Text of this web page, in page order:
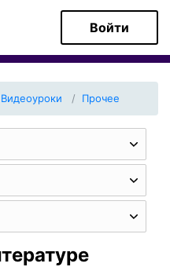
Войти
Видеоуроки Прочее